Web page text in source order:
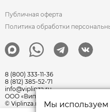
Публичная оферта
Политика обработки
8 (800) 333-11-36
8 (812) 385-52-71
info@viplinza.ru
ООО «Виплинза» ОГРН:
© Viplinza.ru 2009—2026 г
Мы используем